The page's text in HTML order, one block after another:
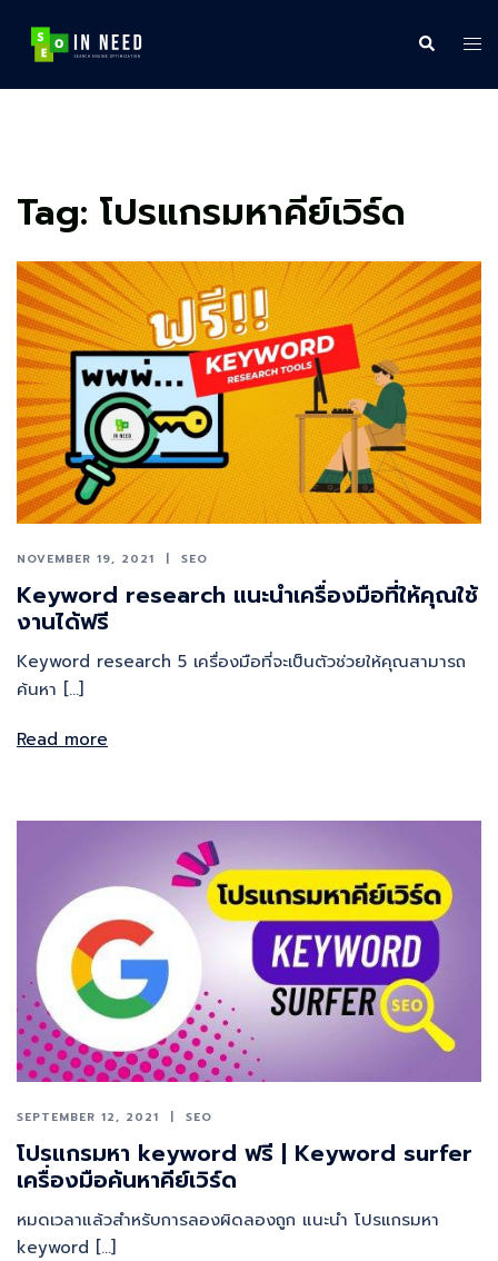
content
Search
Tag: โปรแกรมหาคีย์เวิร์ด
NOVEMBER 19, 2021 SEO
Keyword research แนะนำเครื่องมือที่ให้คุณใช้
งานได้ฟรี
Keyword research 5 เครื่องมือที่จะเป็นตัวช่วยให้คุณสามารถ
ค้นหา […]
Read more
SEPTEMBER 12, 2021 SEO
โปรแกรมหา keyword ฟรี | Keyword surfer
เครื่องมือค้นหาคีย์เวิร์ด
หมดเวลาแล้วสำหรับการลองผิดลองถูก แนะนำ โปรแกรมหา
keyword […]